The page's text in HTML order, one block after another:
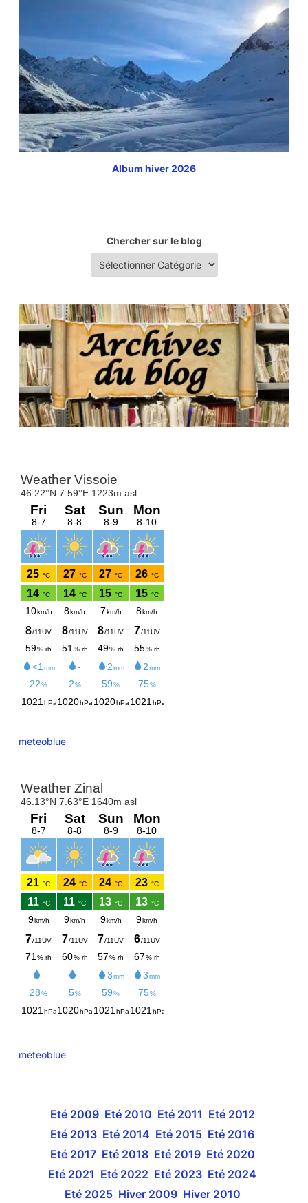
Album hiver 2026
Chercher sur le blog
meteoblue
meteoblue
Eté 2009 Eté 2010 Eté 2011 Eté 2012
Eté 2013 Eté 2014 Eté 2015 Eté 2016
Eté 2017 Eté 2018 Eté 2019 Eté 2020
Eté 2021 Eté 2022 Eté 2023 Eté 2024
Eté 2025 Hiver 2009 Hiver 2010